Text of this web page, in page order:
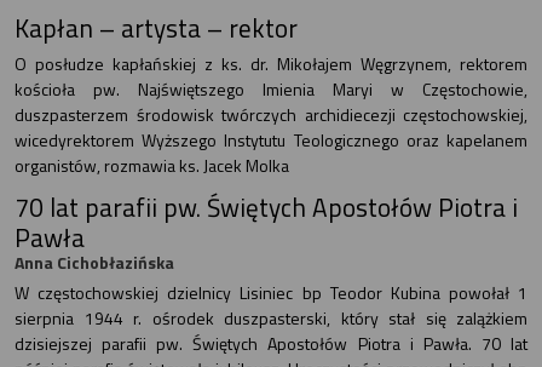
Kapłan – artysta – rektor
O posłudze kapłańskiej z ks. dr. Mikołajem Węgrzynem, rektorem
kościoła pw. Najświętszego Imienia Maryi w Częstochowie,
duszpasterzem środowisk twórczych archidiecezji częstochowskiej,
wicedyrektorem Wyższego Instytutu Teologicznego oraz kapelanem
organistów, rozmawia ks. Jacek Molka
70 lat parafii pw. Świętych Apostołów Piotra i
Pawła
Anna Cichobłazińska
W częstochowskiej dzielnicy Lisiniec bp Teodor Kubina powołał 1
sierpnia 1944 r. ośrodek duszpasterski, który stał się zalążkiem
dzisiejszej parafii pw. Świętych Apostołów Piotra i Pawła. 70 lat